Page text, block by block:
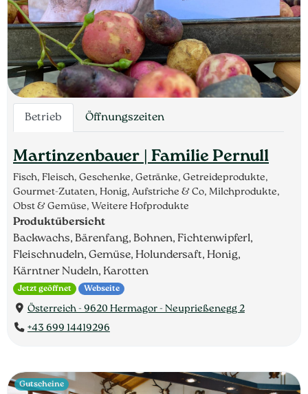
Betrieb Öffnungszeiten
Martinzenbauer | Familie Pernull
Fisch, Fleisch, Geschenke, Getränke, Getreideprodukte,
Gourmet-Zutaten, Honig, Aufstriche & Co, Milchprodukte,
Obst & Gemüse, Weitere Hofprodukte
Produktübersicht
Backwachs, Bärenfang, Bohnen, Fichtenwipferl,
Fleischnudeln, Gemüse, Holundersaft, Honig,
Kärntner Nudeln, Karotten
Jetzt geöffnet Webseite
Österreich - 9620 Hermagor - Neuprießenegg 2
+43 699 14419296
Gutscheine